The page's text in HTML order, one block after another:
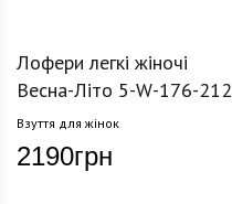
Лофери легкі жіночі
Весна-Літо 5-W-176-212
Взуття для жінок
2190грн